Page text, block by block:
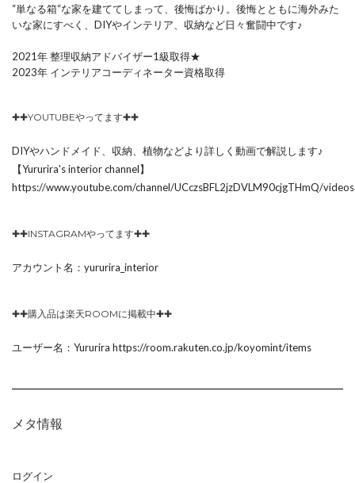
“単なる箱“な家を建ててしまって、後悔ばかり。後悔とともに海外みた
いな家にすべく、DIYやインテリア、収納など日々奮闘中です♪
2021年 整理収納アドバイザー1級取得★
2023年 インテリアコーディネーター資格取得
✚✚YOUTUBEやってます✚✚
DIYやハンドメイド、収納、植物などより詳しく動画で解説します♪
【Yururira's interior channel】
https://www.youtube.com/channel/UCczsBFL2jzDVLM90cjgTHmQ/videos
✚✚INSTAGRAMやってます✚✚
アカウント名：yururira_interior
✚✚購入品は楽天ROOMに掲載中✚✚
ユーザー名：Yururira https://room.rakuten.co.jp/koyomint/items
メタ情報
ログイン